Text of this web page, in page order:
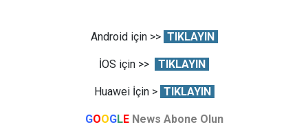
Android için >> TIKLAYIN
İOS için >> TIKLAYIN
Huawei İçin > TIKLAYIN
GOOGLE News Abone Olun